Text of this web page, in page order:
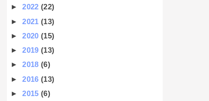
►2022(22)
►2021(13)
►2020(15)
►2019(13)
►2018(6)
►2016(13)
►2015(6)